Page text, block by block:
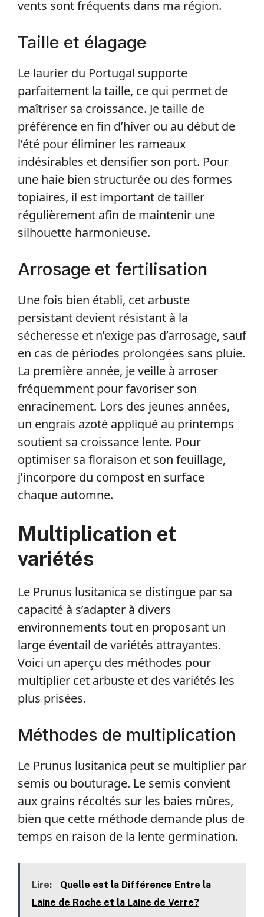
vents sont fréquents dans ma région.
Taille et élagage
Le laurier du Portugal supporte
parfaitement la taille, ce qui permet de
maîtriser sa croissance. Je taille de
préférence en fin d’hiver ou au début de
l’été pour éliminer les rameaux
indésirables et densifier son port. Pour
une haie bien structurée ou des formes
topiaires, il est important de tailler
régulièrement afin de maintenir une
silhouette harmonieuse.
Arrosage et fertilisation
Une fois bien établi, cet arbuste
persistant devient résistant à la
sécheresse et n’exige pas d’arrosage, sauf
en cas de périodes prolongées sans pluie.
La première année, je veille à arroser
fréquemment pour favoriser son
enracinement. Lors des jeunes années,
un engrais azoté appliqué au printemps
soutient sa croissance lente. Pour
optimiser sa floraison et son feuillage,
j’incorpore du compost en surface
chaque automne.
Multiplication et
variétés
Le Prunus lusitanica se distingue par sa
capacité à s’adapter à divers
environnements tout en proposant un
large éventail de variétés attrayantes.
Voici un aperçu des méthodes pour
multiplier cet arbuste et des variétés les
plus prisées.
Méthodes de multiplication
Le Prunus lusitanica peut se multiplier par
semis ou bouturage. Le semis convient
aux grains récoltés sur les baies mûres,
bien que cette méthode demande plus de
temps en raison de la lente germination.
Lire:
Quelle est la Différence Entre la
Laine de Roche et la Laine de Verre?